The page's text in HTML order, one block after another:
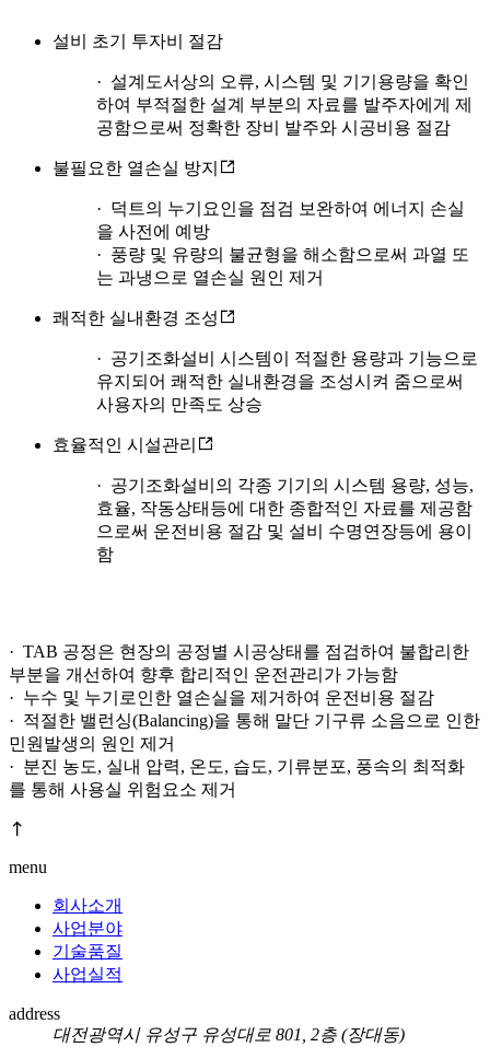
설비 초기 투자비 절감
· 설계도서상의 오류, 시스템 및 기기용량을 확인
하여 부적절한 설계 부분의 자료를 발주자에게 제
공함으로써 정확한 장비 발주와 시공비용 절감
불필요한 열손실 방지
· 덕트의 누기요인을 점검 보완하여 에너지 손실
을 사전에 예방
· 풍량 및 유량의 불균형을 해소함으로써 과열 또
는 과냉으로 열손실 원인 제거
쾌적한 실내환경 조성
· 공기조화설비 시스템이 적절한 용량과 기능으로
유지되어 쾌적한 실내환경을 조성시켜 줌으로써
사용자의 만족도 상승
효율적인 시설관리
· 공기조화설비의 각종 기기의 시스템 용량, 성능,
효율, 작동상태등에 대한 종합적인 자료를 제공함
으로써 운전비용 절감 및 설비 수명연장등에 용이
함
· TAB 공정은 현장의 공정별 시공상태를 점검하여 불합리한
부분을 개선하여 향후 합리적인 운전관리가 가능함
· 누수 및 누기로인한 열손실을 제거하여 운전비용 절감
· 적절한 밸런싱(Balancing)을 통해 말단 기구류 소음으로 인한
민원발생의 원인 제거
· 분진 농도, 실내 압력, 온도, 습도, 기류분포, 풍속의 최적화
를 통해 사용실 위험요소 제거
menu
회사소개
사업분야
기술품질
사업실적
address
대전광역시 유성구 유성대로 801, 2층 (장대동)